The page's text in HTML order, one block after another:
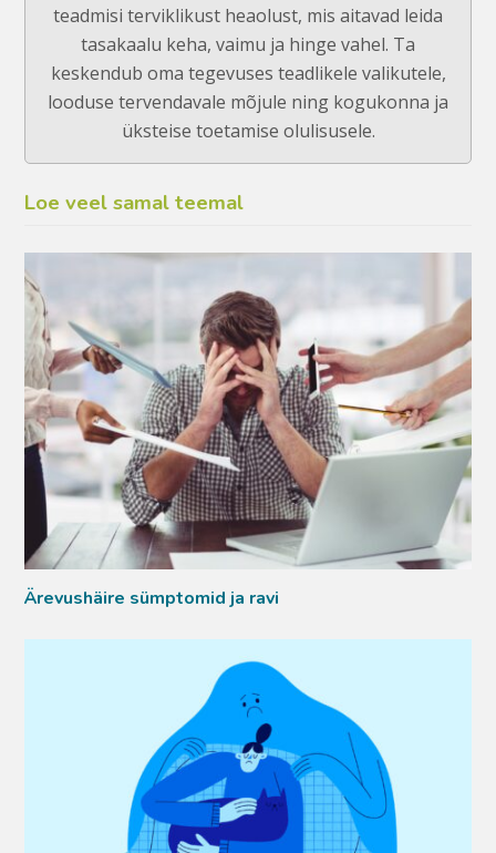
teadmisi terviklikust heaolust, mis aitavad leida
tasakaalu keha, vaimu ja hinge vahel. Ta
keskendub oma tegevuses teadlikele valikutele,
looduse tervendavale mõjule ning kogukonna ja
üksteise toetamise olulisusele.
Loe veel samal teemal
Ärevushäire sümptomid ja ravi